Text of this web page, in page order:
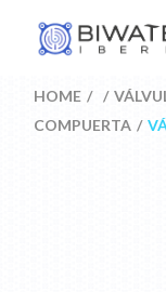
HOME
COMPUERTA